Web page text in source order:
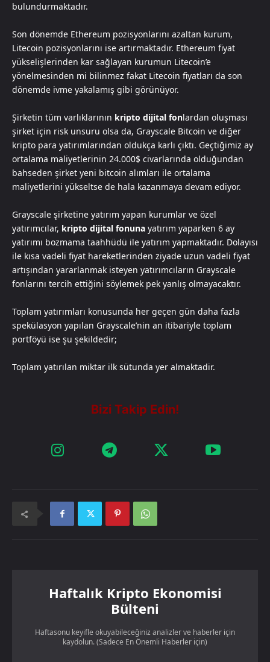
bulundurmaktadır.
Son dönemde Ethereum pozisyonlarını azaltan kurum,
Litecoin pozisyonlarını ise artırmaktadır. Ethereum fiyat
yükselişlerinden kar sağlayan kurumun Litecoin’e
yönelmesinden mi bilinmez fakat Litecoin fiyatları da son
dönemde ivme yakalamış gibi görünüyor.
Şirketin tüm varlıklarının kripto dijital fonlardan oluşması
şirket için risk unsuru olsa da, Grayscale Bitcoin ve diğer
kripto para yatırımlarından oldukça karlı çıktı. Geçtiğimiz ay
ortalama maliyetlerinin 24.000$ civarlarında olduğundan
bahseden şirket yeni bitcoin alımları ile ortalama
maliyetlerini yükseltse de hala kazanmaya devam ediyor.
Grayscale şirketine yatırım yapan kurumlar ve özel
yatırımcılar, kripto dijital fonuna yatırım yaparken 6 ay
yatırımı bozmama taahhüdü ile yatırım yapmaktadır. Dolayısı
ile kısa vadeli fiyat hareketlerinden ziyade uzun vadeli fiyat
artışından yararlanmak isteyen yatırımcıların Grayscale
fonlarını tercih ettiğini söylemek pek yanlış olmayacaktır.
Toplam yatırımları konusunda her geçen gün daha fazla
spekülasyon yapılan Grayscale’nin an itibariyle toplam
portföyü ise şu şekildedir;
Toplam yatırılan miktar ilk sütunda yer almaktadir.
Haftalık Kripto Ekonomisi
Bülteni
Haftasonu keyifle okuyabileceğiniz analizler ve haberler için
kaydolun. (Sadece En Önemli Haberler için)